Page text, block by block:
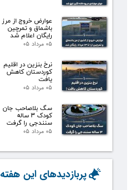
عوارض خروج از مرز
باشماق و تمرچین
رایگان اعلام شد
۰۵ مرداد ۰۵
نرخ بنزین در اقلیم
کوردستان کاهش
یافت
۰۵ مرداد ۰۵
سگ بلاصاحب جان
کودک ۳ ساله
سنندجی را گرفت
۰۵ مرداد ۰۵
پربازدیدهای این هفته